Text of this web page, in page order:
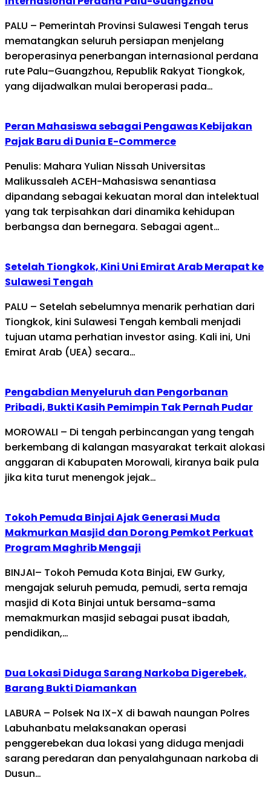
PALU – Pemerintah Provinsi Sulawesi Tengah terus
mematangkan seluruh persiapan menjelang
beroperasinya penerbangan internasional perdana
rute Palu–Guangzhou, Republik Rakyat Tiongkok,
yang dijadwalkan mulai beroperasi pada…
Peran Mahasiswa sebagai Pengawas Kebijakan
Pajak Baru di Dunia E-Commerce
Penulis: Mahara Yulian Nissah Universitas
Malikussaleh ACEH-Mahasiswa senantiasa
dipandang sebagai kekuatan moral dan intelektual
yang tak terpisahkan dari dinamika kehidupan
berbangsa dan bernegara. Sebagai agent…
Setelah Tiongkok, Kini Uni Emirat Arab Merapat ke
Sulawesi Tengah
PALU – Setelah sebelumnya menarik perhatian dari
Tiongkok, kini Sulawesi Tengah kembali menjadi
tujuan utama perhatian investor asing. Kali ini, Uni
Emirat Arab (UEA) secara…
Pengabdian Menyeluruh dan Pengorbanan
Pribadi, Bukti Kasih Pemimpin Tak Pernah Pudar
MOROWALI – Di tengah perbincangan yang tengah
berkembang di kalangan masyarakat terkait alokasi
anggaran di Kabupaten Morowali, kiranya baik pula
jika kita turut menengok jejak…
Tokoh Pemuda Binjai Ajak Generasi Muda
Makmurkan Masjid dan Dorong Pemkot Perkuat
Program Maghrib Mengaji
BINJAI– Tokoh Pemuda Kota Binjai, EW Gurky,
mengajak seluruh pemuda, pemudi, serta remaja
masjid di Kota Binjai untuk bersama-sama
memakmurkan masjid sebagai pusat ibadah,
pendidikan,…
Dua Lokasi Diduga Sarang Narkoba Digerebek,
Barang Bukti Diamankan
LABURA – Polsek Na IX-X di bawah naungan Polres
Labuhanbatu melaksanakan operasi
penggerebekan dua lokasi yang diduga menjadi
sarang peredaran dan penyalahgunaan narkoba di
Dusun…